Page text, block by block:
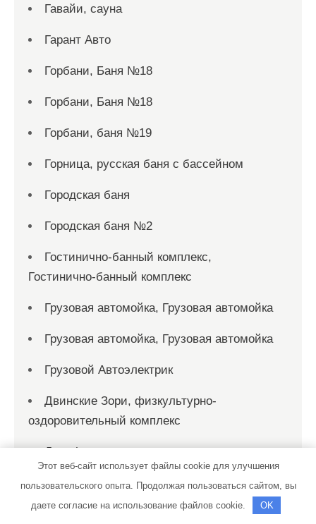
Гавайи, сауна
Гарант Авто
Горбани, Баня №18
Горбани, Баня №18
Горбани, баня №19
Горница, русская баня с бассейном
Городская баня
Городская баня №2
Гостинично-банный комплекс,
Гостинично-банный комплекс
Грузовая автомойка, Грузовая автомойка
Грузовая автомойка, Грузовая автомойка
Грузовой Автоэлектрик
Двинские Зори, физкультурно-
оздоровительный комплекс
Дельфин
Дельфин, культурно-спортивный центр
Держава, гостиничный комплекс
Этот веб-сайт использует файлы cookie для улучшения
пользовательского опыта. Продолжая пользоваться сайтом, вы
даете согласие на использование файлов cookie.
OK